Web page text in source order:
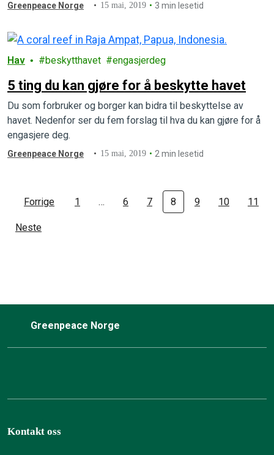
Greenpeace Norge 15 mai, 2019 3 min lesetid
Hav beskytthavet engasjerdeg
5 ting du kan gjøre for å beskytte havet
Du som forbruker og borger kan bidra til beskyttelse av
havet. Nedenfor ser du fem forslag til hva du kan gjøre for å
engasjere deg.
Greenpeace Norge 15 mai, 2019 2 min lesetid
Forrige 1 … 6 7 8 9 10 11
Neste
Greenpeace Norge
Kontakt oss